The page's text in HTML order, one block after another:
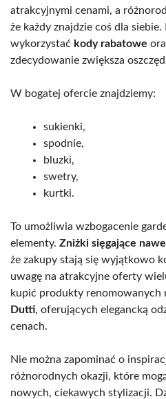
atrakcyjnymi cenami, a
że każdy znajdzie coś dla
wykorzystać kody rabatowe
zdecydowanie zwiększa
W bogatej ofercie znajdziemy:
sukienki,
spodnie,
bluzki,
swetry,
kurtki.
To umożliwia wzbogacenie
elementy. Zniżki sięgające
że zakupy stają się wyjątkowo
uwagę na atrakcyjne oferty
kupić produkty renomowanych
Dutti, oferujących elegancką
cenach.
Nie można zapominać o
różnorodnych okazji, które
nowych, ciekawych stylizacji.